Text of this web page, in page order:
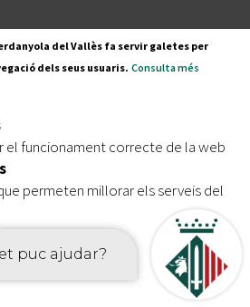
butlletí
Protecció de dades
del Vallès fa servir galetes per
dels seus usuaris. Consulta més
el funcionament correcte de la web
permeten millorar els serveis del
publicitària